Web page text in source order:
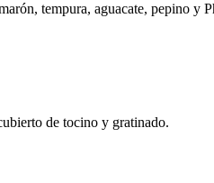
tempura, aguacate, pepino
de tocino y gratinado.